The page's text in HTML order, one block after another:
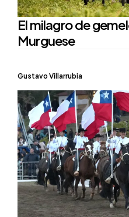
El milagro de
Murguese
Posted
Gustavo Villarrubia